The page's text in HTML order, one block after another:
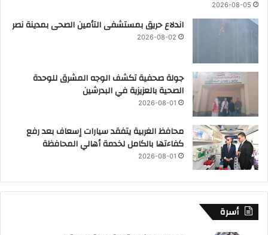
2026-08-05
اندلاع حريق بمستشفى التأمين الصحى بمدينة نصر
2026-08-02
جولة صحفية تكشف الوجه المشرق للوحدة
الصحية بالعزيزية في البدرشين
2026-08-01
محافظ الغربية يتفقد سيارات إسعاف بعد رفع
كفاءتها بالكامل لخدمة أهالي المحافظة
2026-08-01
أسرة